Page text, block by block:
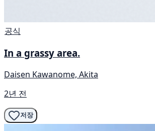
공식
In a grassy area.
Daisen Kawanome, Akita
2년 전
저장